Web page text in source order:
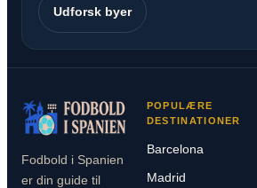
Udforsk byer
Fodbold i Spanien
er din guide til
POPULÆRE
DESTINATIONER
Barcelona
Madrid